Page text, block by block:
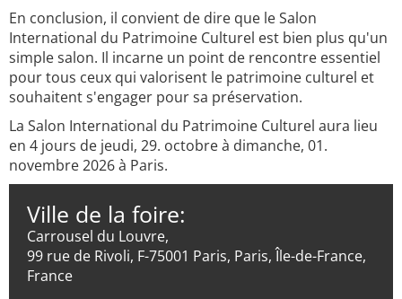
En conclusion, il convient de dire que le Salon
International du Patrimoine Culturel est bien plus qu'un
simple salon. Il incarne un point de rencontre essentiel
pour tous ceux qui valorisent le patrimoine culturel et
souhaitent s'engager pour sa préservation.
La Salon International du Patrimoine Culturel aura lieu
en 4 jours de jeudi, 29. octobre à dimanche, 01.
novembre 2026 à Paris.
Ville de la foire:
Carrousel du Louvre,
99 rue de Rivoli, F-75001 Paris, Paris, Île-de-France,
France